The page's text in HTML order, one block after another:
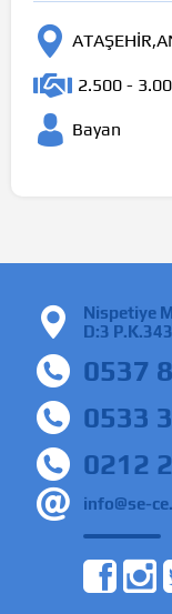
2.500 -
Bayan
Nispetiye
D:3
0537
0533
0212
info@se-